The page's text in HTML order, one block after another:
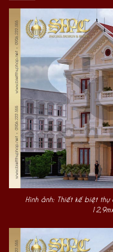
Hình ảnh: Thiết kế biệt